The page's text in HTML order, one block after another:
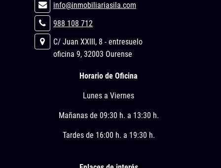
info@inmobiliariasila.com
988 108 712
C/ Juan XXIII, 8 - entresuelo
oficina 9, 32003 Ourense
Horario de Oficina
Lunes a Viernes
Mañanas de 09:30 h. a 13:30 h.
Tardes de 16:00 h. a 19:30 h.